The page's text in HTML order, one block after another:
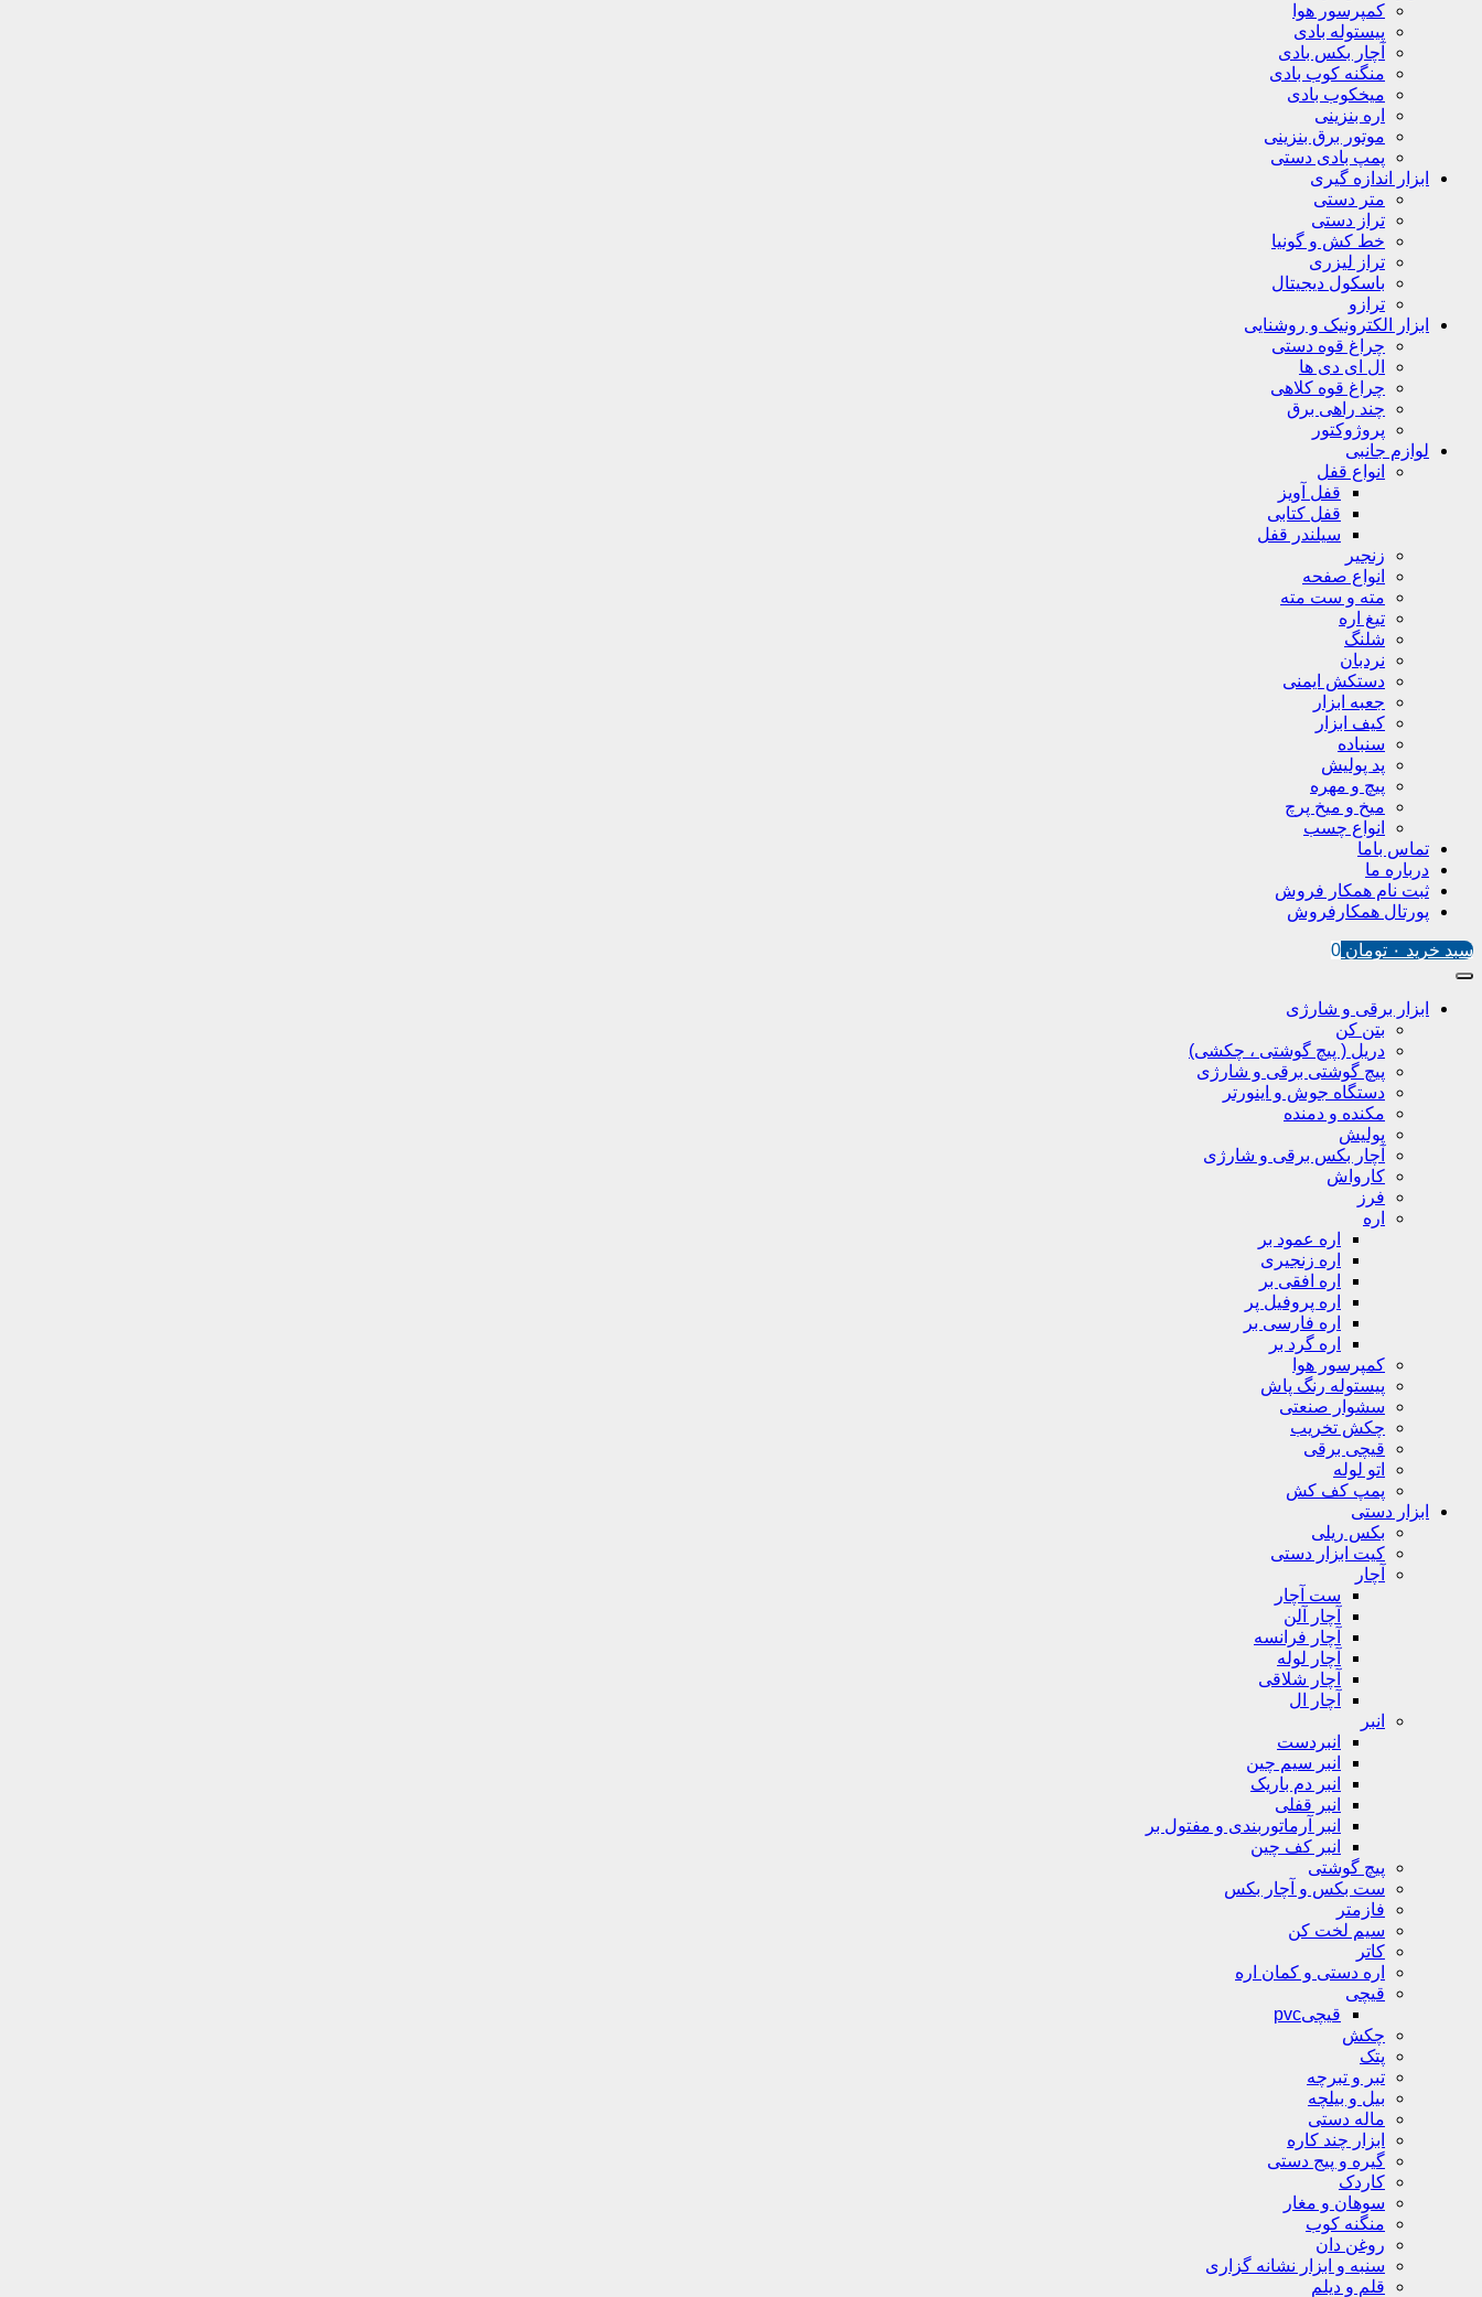
کمپرسور هوا
پیستوله بادی
آچار بکس بادی
منگنه کوب بادی
میخکوب بادی
اره بنزینی
موتور برق بنزینی
پمپ بادی دستی
ابزار اندازه گیری
متر دستی
تراز دستی
خط کش و گونیا
تراز لیزری
باسکول دیجیتال
ترازو
ابزار الکترونیک و روشنایی
چراغ قوه دستی
ال ای دی ها
چراغ قوه کلاهی
چند راهی برق
پروژوکتور
لوازم جانبی
انواع قفل
قفل آویز
قفل کتابی
سیلندر قفل
زنجیر
انواع صفحه
مته و ست مته
تیغ اره
شلنگ
نردبان
دستکش ایمنی
جعبه ابزار
کیف ابزار
سنباده
پد پولیش
پیچ و مهره
میخ و میخ پرچ
انواع چسب
تماس باما
درباره ما
ثبت نام همکار فروش
پورتال همکارفروش
سبد خرید ۰ تومان 0
ابزار برقی و شارژی
بتن کن
دریل ( پیچ گوشتی ، چکشی)
پیچ گوشتی برقی و شارژی
دستگاه جوش و اینورتر
مکنده و دمنده
پولیش
آچار بکس برقی و شارژی
کارواش
فرز
اره
اره عمود بر
اره زنجیری
اره افقی بر
اره پروفیل پر
اره فارسی بر
اره گرد بر
کمپرسور هوا
پیستوله رنگ پاش
سشوار صنعتی
چکش تخریب
قیچی برقی
اتو لوله
پمپ کف کش
ابزار دستی
بکس ریلی
کیت ابزار دستی
آچار
ست آچار
آچار آلن
آچار فرانسه
آچار لوله
آچار شلاقی
آچار ال
انبر
انبردست
انبر سیم چین
انبر دم باریک
انبر قفلی
انبر آرماتوربندی و مفتول بر
انبر کف چین
پیچ گوشتی
ست بکس و آچار بکس
فازمتر
سیم لخت کن
کاتر
اره دستی و کمان اره
قیچی
قیچیpvc
چکش
پتک
تبر و تبرچه
بیل و بیلچه
ماله دستی
ابزار چند کاره
گیره و پیج دستی
کاردک
سوهان و مغار
منگنه کوب
روغن دان
سنبه و ابزار نشانه گزاری
قلم و دیلم